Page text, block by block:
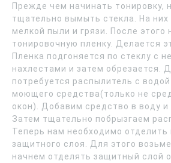
Прежде чем начинать тонировку,
тщательно вымыть стекла. На
мелкой пыли и грязи. После этого
тонировочную пленку. Делается
Пленка подгоняется по стеклу с
нахлестами и затем обрезается.
потребуется распылитель с
моющего средства(только не
окон). Добавим средство в воду и
Затем тщательно побрызгаем
Теперь нам необходимо отделить
защитного слоя. Для этого
начнем отделять защитный слой